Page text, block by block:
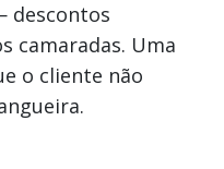
descontos
camaradas. Uma
o cliente não